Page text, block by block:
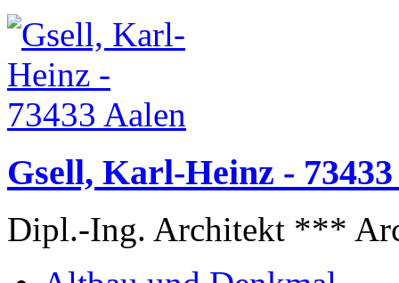
Gsell, Karl-Heinz -
Dipl.-Ing. Architekt ***